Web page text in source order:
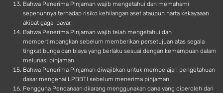
Bahwa Penerima Pinjaman wajib mengetahui dan memahami
sepenuhnya terhadap risiko kehilangan aset ataupun harta kekayaaan
akibat gagal bayar.
Bahwa Penerima Pinjaman wajib telah mengetahui dan
mempertimbangkan sebelum memberikan persetujuan atas segala
tingkat bunga dan biaya yang berlaku sesuai dengan kemampuan dalam
melunasi pinjaman.
Bahwa Penerima Pinjaman diwajibkan untuk mempelajari pengetahuan
dasar mengenai LPBBTI sebelum menerima pinjaman.
Pengguna Pendanaan dilarang menggunakan dana yang diperoleh dari